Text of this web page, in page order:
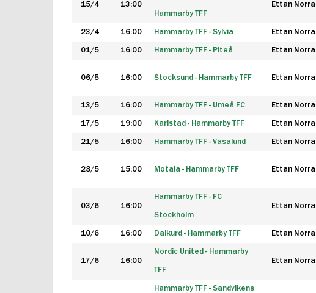
15/4 13:00
Hammarby TFF
Ettan Norra
23/4 16:00 Hammarby TFF - Sylvia Ettan Norra
01/5 16:00 Hammarby TFF - Piteå Ettan Norra
06/5 16:00 Stocksund - Hammarby TFF Ettan Norra
13/5 16:00 Hammarby TFF - Umeå FC Ettan Norra
17/5 19:00 Karlstad - Hammarby TFF Ettan Norra
21/5 16:00 Hammarby TFF - Vasalund Ettan Norra
28/5 15:00 Motala - Hammarby TFF Ettan Norra
03/6 16:00
Hammarby TFF - FC
Stockholm
Ettan Norra
10/6 16:00 Dalkurd - Hammarby TFF Ettan Norra
17/6 16:00
Nordic United - Hammarby
TFF
Ettan Norra
Hammarby TFF - Sandvikens